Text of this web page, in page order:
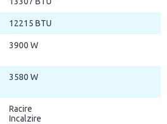
12215 BTU
3900 W
3580 W
Racire
Incalzire